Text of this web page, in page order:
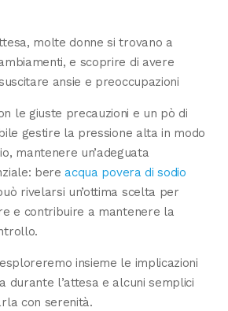
molte donne si trovano a
e scoprire di avere
ansie e preoccupazioni
le giuste precauzioni e un pò di
gestire la pressione alta in modo
mantenere un’adeguata
bereacqua povera di sodio
rivelarsi un’ottima scelta per
e contribuire a mantenere la
insieme le implicazioni
durante l’attesa e alcuni semplici
con serenità.